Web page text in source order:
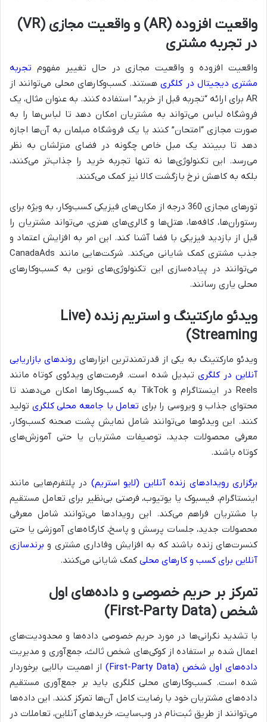
واقعیت افزوده (AR) و واقعیت مجازی (VR)
در تجربه مشتری
واقعیت افزوده و واقعیت مجازی در حال تغییر مفهوم تجربه
مشتری دیجیتال در کلگریهستند. کسب‌وکارهای محلی می‌توانند از
AR برای ارائه “تجربه قبل از خرید” استفاده کنند. به عنوان مثال، یک
فروشگاه لباس می‌تواند به مشتریان امکان دهد تا لباس‌ها را به
صورت مجازی “امتحان” کنند یا یک فروشگاه مبلمان به آن‌ها اجازه
دهد تا ببینند یک مبل خاص چگونه در فضای منزلشان به نظر
می‌رسد. این تکنولوژی‌ها نه تنها تجربه خرید را جذاب‌تر می‌کنند،
بلکه به کاهش نرخ بازگشت کالا نیز کمک می‌کنند.
تورهای مجازی 360 درجه از مکان‌های فیزیکی کسب‌وکار، به ویژه برای
رستوران‌ها، کافه‌ها، هتل‌ها و گالری‌های هنری، می‌تواند مشتریان را
قبل از بازدید فیزیکی با فضا آشنا کند. این امر به افزایش اعتماد و
جذب مشتری کمک شایانی می‌کند. شرکت‌هایی مانند CanadaAds
می‌توانند در پیاده‌سازی این تکنولوژی‌های نوین به کسب‌وکارهای
محلی یاری رسانند.
ویدئو مارکتینگ و استریم زنده (Live
Streaming)
ویدئو مارکتینگ به یکی از قدرتمندترین ابزارهای روندهای بازاریابی
آنلاین در کلگری تبدیل شده است. فرمت‌های ویدئوی کوتاه مانند
Reels در اینستاگرام و TikTok به کسب‌وکارها امکان می‌دهند تا
محتوای جذاب و ویروسی را برای تعامل با جامعه محلی کلگری تولید
کنند. این ویدئوها می‌توانند شامل نمایش پشت صحنه کسب‌وکار،
معرفی محصولات جدید، توصیفات مشتریان یا حتی آموزش‌های
کوتاه باشند.
برگزاری رویدادهای زنده آنلاین (لایو استریم) در پلتفرم‌هایی مانند
اینستاگرام، فیسبوک یا یوتیوب، فرصتی بی‌نظیر برای تعامل مستقیم
با مشتریان فراهم می‌کند. این رویدادها می‌توانند شامل معرفی
محصولات جدید، جلسات پرسش و پاسخ، کارگاه‌های آموزشی یا حتی
کنسرت‌های زنده باشند که به افزایش وفاداری مشتری و برندسازی
آنلاین برای کسب و کارهای محلی کمک شایانی می‌کنند.
تمرکز بر حریم خصوصی و داده‌های اول
شخص (First-Party Data)
با تشدید نگرانی‌ها در مورد حریم خصوصی داده‌ها و محدودیت‌های
اعمال شده بر استفاده از کوکی‌های شخص ثالث، جمع‌آوری و مدیریت
داده‌های اول شخص (First-Party Data)
از اهمیت بالایی برخوردار
شده است. کسب‌وکارهای محلی کلگری باید بر جمع‌آوری مستقیم
داده‌های مشتریان خود با رضایت کامل آن‌ها تمرکز کنند. این داده‌ها
می‌توانند از طریق ثبت‌نام در وب‌سایت، خریدهای آنلاین، تعاملات در